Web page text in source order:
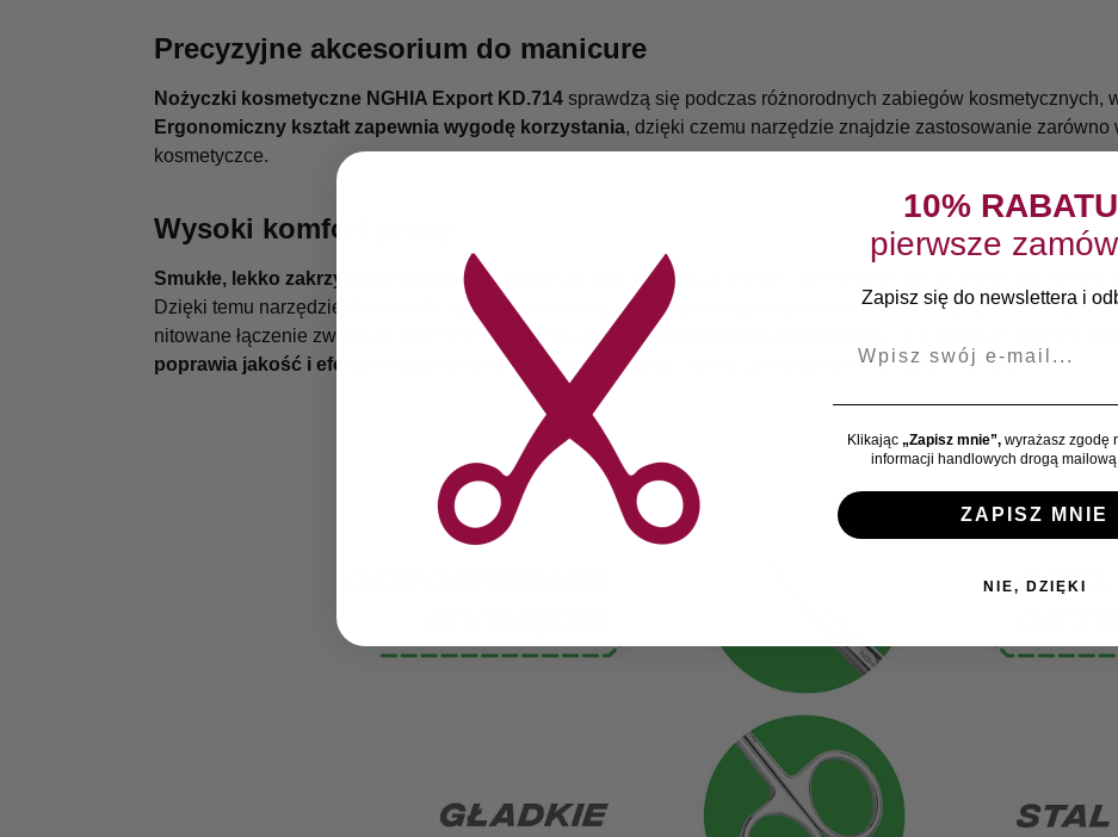
Precyzyjne akcesorium do manicure
Nożyczki kosmetyczne NGHIA Export KD.714sprawdzą się podczas różnorodnych zabiegów kosmetycznych,
Ergonomiczny kształt zapewnia wygodę korzystania, dzięki czemu narzędzie znajdzie zastosowanie zarówno
kosmetyczce.
Wysoki komfort pracy
Smukłe, lekko zakrzywione ostrza o długości 20 mm
gwarantują gładkie i precyzyjne cięcie, ułatwiając
Dzięki temu narzędzie
doskonale sprawdza się przy starannym przycinaniu skórek wokół paznokci,
nitowane łączenie zwiększa stabilność i umożliwia
płynne, komfortowe użytkowanie
, co dodatkowo podnosi
poprawia jakość i efektywność wykonywanego manicure
, czyniąc go bardziej precyzyjnym i estetycznym.
10% RABATU
pierwsze
Zapisz się do newslettera i
Klikając „Zapisz mnie”,wyrażasz zgodę
informacji handlowych drogą
ZAPISZ MNIE
NIE, DZIĘKI